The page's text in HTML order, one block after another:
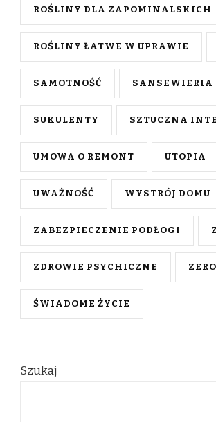
ROŚLINY DLA ZAPOMINALSKICH
ROŚLINY ŁATWE W UPRAWIE
SAMOTNOŚĆ SANSEWIERIA
SUKULENTY SZTUCZNA
UMOWA O REMONT UTOPIA
UWAŻNOŚĆ WYSTRÓJ DOMU
ZABEZPIECZENIE PODŁOGI
ZDROWIE PSYCHICZNE
ŚWIADOME ŻYCIE
Szukaj